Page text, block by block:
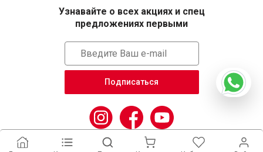
Узнавайте о всех акциях и спец
предложениях первыми
Подписаться